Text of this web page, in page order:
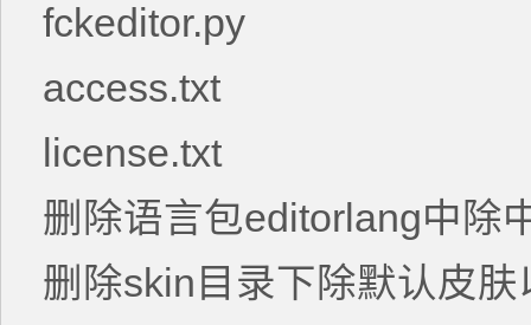
fckeditor.py
access.txt
license.txt
删除语言包editorlang中除
删除skin目录下除默认皮